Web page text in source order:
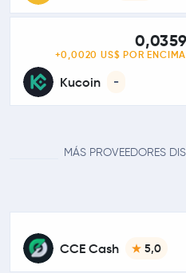
Kucoin -
+0,0020 US$ POR
MÁS PROVEEDORES
CCE Cash 5,0